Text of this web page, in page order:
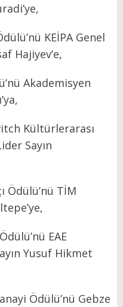
KEİPA Genel
Hajiyev’e,
Akademisyen
Kültürlerarası
Sayın
Ödülü’nü TİM
EAE
Yusuf Hikmet
Ödülü’nü Gebze